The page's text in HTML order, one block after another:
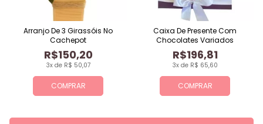
COMPRAR
3x de R$ 50,07
R$150,20
Arranjo De 3 Girassóis No
Cachepot
COMPRAR
3x de R$ 65,60
R$196,81
Caixa De Presente Com
Chocolates Variados